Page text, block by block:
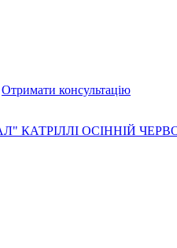
Отримати консультацію